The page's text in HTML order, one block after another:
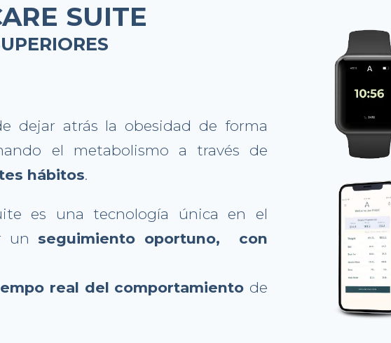
SUITE
dejar atrás la obesidad de forma
el metabolismo a través de
hábitos.
es una tecnología única en el
un seguimiento oportuno, con
real del comportamiento de